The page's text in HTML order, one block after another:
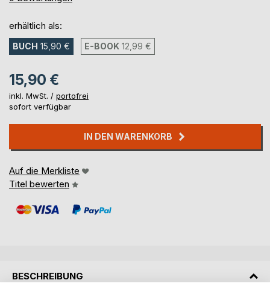
erhältlich als:
BUCH 15,90 € E-BOOK 12,99 €
15,90 €
inkl. MwSt. / portofrei
sofort verfügbar
IN DEN WARENKORB
Auf die Merkliste
Titel bewerten
BESCHREIBUNG